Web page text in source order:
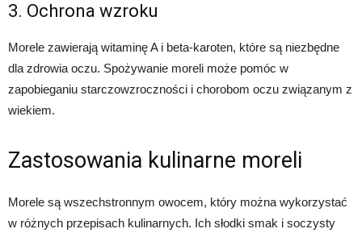
3. Ochrona wzroku
Morele zawierają witaminę A i beta-karoten, które są niezbędne
dla zdrowia oczu. Spożywanie moreli może pomóc w
zapobieganiu starczowzroczności i chorobom oczu związanym z
wiekiem.
Zastosowania kulinarne moreli
Morele są wszechstronnym owocem, który można wykorzystać
w różnych przepisach kulinarnych. Ich słodki smak i soczysty